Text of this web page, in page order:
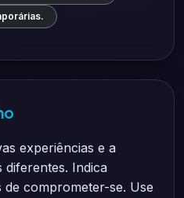
experiências e a
diferentes. Indica
comprometer-se. Use